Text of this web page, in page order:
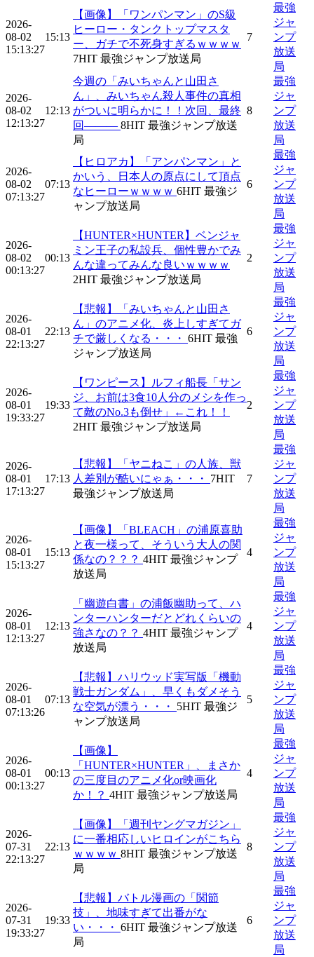
2026-
08-02
15:13:27
15:13
【画像】「ワンパンマン」のS級
ヒーロー・タンクトップマスタ
ー、ガチで不死身すぎるｗｗｗｗ
7HIT 最強ジャンプ放送局
7
最強
ジャ
ンプ
放送
局
2026-
08-02
12:13:27
12:13
今週の「みいちゃんと山田さ
ん」、みいちゃん殺人事件の真相
がついに明らかに！！次回、最終
回――― 8HIT 最強ジャンプ放送
局
8
最強
ジャ
ンプ
放送
局
2026-
08-02
07:13:27
07:13
【ヒロアカ】「アンパンマン」と
かいう、日本人の原点にして頂点
なヒーローｗｗｗｗ 6HIT 最強ジ
ャンプ放送局
6
最強
ジャ
ンプ
放送
局
2026-
08-02
00:13:27
00:13
【HUNTER×HUNTER】ベンジャ
ミン王子の私設兵、個性豊かでみ
んな違ってみんな良いｗｗｗｗ
2HIT 最強ジャンプ放送局
2
最強
ジャ
ンプ
放送
局
2026-
08-01
22:13:27
22:13
【悲報】「みいちゃんと山田さ
ん」のアニメ化、炎上しすぎてガ
チで厳しくなる・・・ 6HIT 最強
ジャンプ放送局
6
最強
ジャ
ンプ
放送
局
2026-
08-01
19:33:27
19:33
【ワンピース】ルフィ船長「サン
ジ、お前は3食10人分のメシを作っ
て敵のNo.3も倒せ」←これ！！
2HIT 最強ジャンプ放送局
2
最強
ジャ
ンプ
放送
局
2026-
08-01
17:13:27
17:13
【悲報】「ヤニねこ」の人族、獣
人差別が酷いにゃぁ・・・ 7HIT
最強ジャンプ放送局
7
最強
ジャ
ンプ
放送
局
2026-
08-01
15:13:27
15:13
【画像】「BLEACH」の浦原喜助
と夜一様って、そういう大人の関
係なの？？？ 4HIT 最強ジャンプ
放送局
4
最強
ジャ
ンプ
放送
局
2026-
08-01
12:13:27
12:13
「幽遊白書」の浦飯幽助って、ハ
ンターハンターだとどれくらいの
強さなの？？ 4HIT 最強ジャンプ
放送局
4
最強
ジャ
ンプ
放送
局
2026-
08-01
07:13:26
07:13
【悲報】ハリウッド実写版「機動
戦士ガンダム」、早くもダメそう
な空気が漂う・・・ 5HIT 最強ジ
ャンプ放送局
5
最強
ジャ
ンプ
放送
局
2026-
08-01
00:13:27
00:13
【画像】
「HUNTER×HUNTER」、まさか
の三度目のアニメ化or映画化
か！？ 4HIT 最強ジャンプ放送局
4
最強
ジャ
ンプ
放送
局
2026-
07-31
22:13:27
22:13
【画像】「週刊ヤングマガジン」
に一番相応しいヒロインがこちら
ｗｗｗｗ 8HIT 最強ジャンプ放送
局
8
最強
ジャ
ンプ
放送
局
2026-
07-31
19:33:27
19:33
【悲報】バトル漫画の「関節
技」、地味すぎて出番がな
い・・・ 6HIT 最強ジャンプ放送
局
6
最強
ジャ
ンプ
放送
局